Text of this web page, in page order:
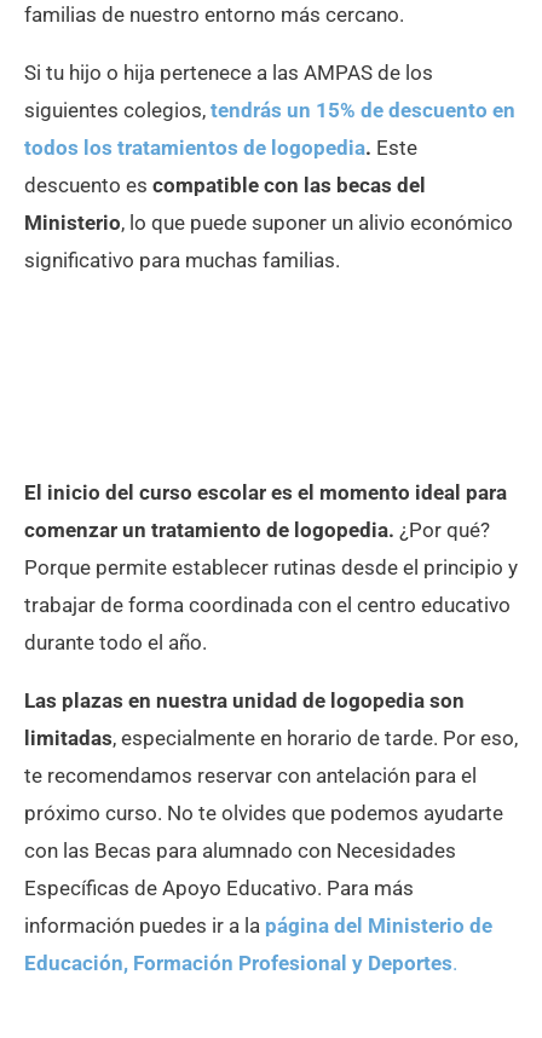
familias de nuestro entorno más cercano.
Si tu hijo o hija pertenece a las AMPAS de los
siguientes colegios, tendrás un 15% de descuento en
todos los tratamientos de logopedia. Este
descuento es compatible con las becas del
Ministerio, lo que puede suponer un alivio económico
significativo para muchas familias.
El inicio del curso escolar es el momento ideal para
comenzar un tratamiento de logopedia. ¿Por qué?
Porque permite establecer rutinas desde el principio y
trabajar de forma coordinada con el centro educativo
durante todo el año.
Las plazas en nuestra unidad de logopedia son
limitadas, especialmente en horario de tarde. Por eso,
te recomendamos reservar con antelación para el
próximo curso. No te olvides que podemos ayudarte
con las Becas para alumnado con Necesidades
Específicas de Apoyo Educativo. Para más
información puedes ir a la página del Ministerio de
Educación, Formación Profesional y Deportes.